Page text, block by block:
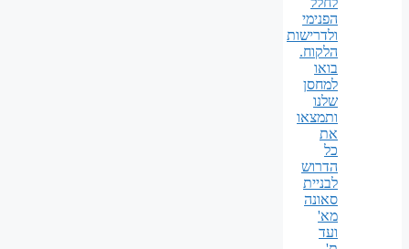
הפנימי
ולדרישות
הלקוח.
בואו
למחסן
שלנו
ותמצאו
את
כל
הדרוש
לבניית
סאונה
מא'
ועד